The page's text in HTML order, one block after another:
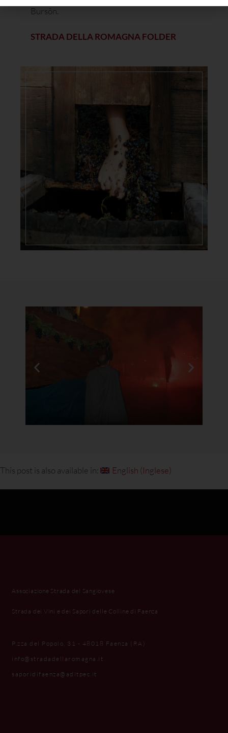
Bursôn.
STRADA DELLA ROMAGNA FOLDER
This post is also available in: English (Inglese)
Associazione Strada del Sangiovese
Strada dei Vini e dei Sapori delle Colline di Faenza
P.zza del Popolo, 31 - 48018 Faenza (RA)
info@stradadellaromagna.it
saporidifaenza@aditpec.it